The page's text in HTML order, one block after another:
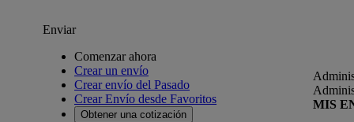
Enviar
Comenzar ahora
Crear un envío
Crear envío del Pasado
Crear Envío desde Favoritos
Obtener una cotización
MIS